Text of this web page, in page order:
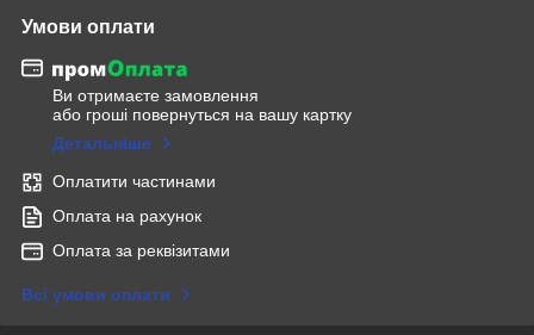
Умови оплати
Ви отримаєте замовлення
або гроші повернуться на вашу картку
Детальніше
Оплатити частинами
Оплата на рахунок
Оплата за реквізитами
Всі умови оплати